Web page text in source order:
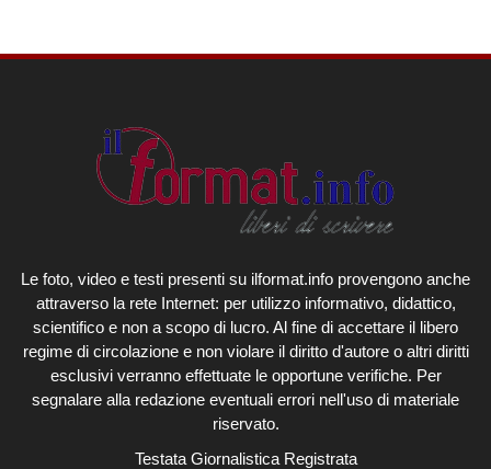
Le foto, video e testi presenti su ilformat.info provengono anche
attraverso la rete Internet: per utilizzo informativo, didattico,
scientifico e non a scopo di lucro. Al fine di accettare il libero
regime di circolazione e non violare il diritto d'autore o altri diritti
esclusivi verranno effettuate le opportune verifiche. Per
segnalare alla redazione eventuali errori nell'uso di materiale
riservato.
Testata Giornalistica Registrata